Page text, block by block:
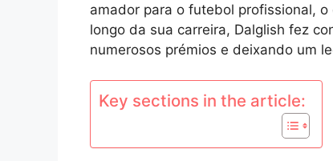
amador para o futebol profissional,
longo da sua carreira, Dalglish fez
numerosos prémios e deixando um
Key sections in the article: